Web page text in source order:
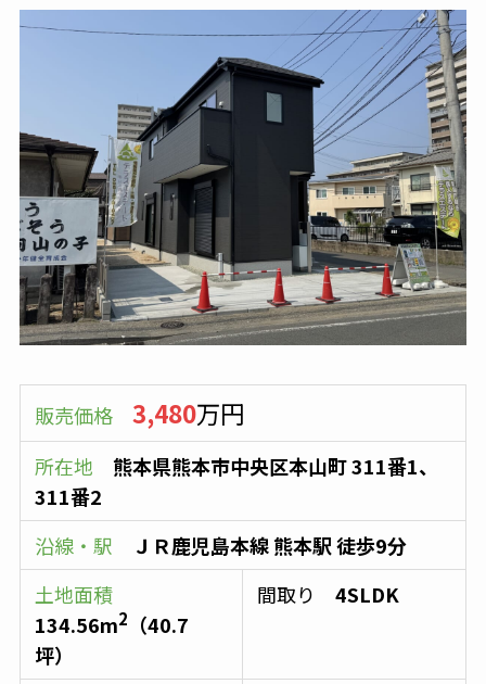
販売価格 3,480万円
所在地
熊本県熊本市中央区本山町 311番1、
311番2
沿線・駅 ＪＲ鹿児島本線熊本駅徒歩9分
土地面積
134.56m2 （40.7
坪）
間取り4SLDK